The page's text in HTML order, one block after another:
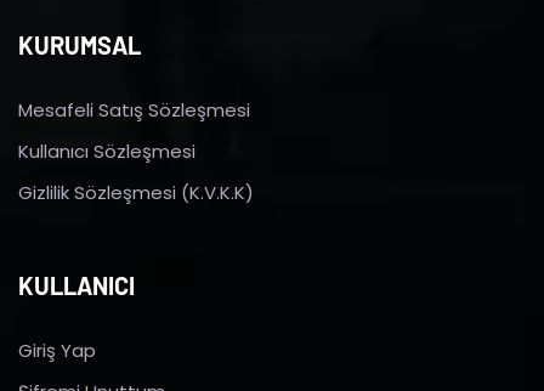
KURUMSAL
Mesafeli Satış Sözleşmesi
Kullanıcı Sözleşmesi
Gizlilik Sözleşmesi (K.V.K.K)
KULLANICI
Giriş Yap